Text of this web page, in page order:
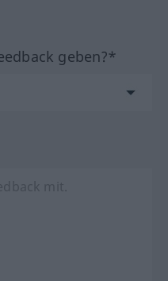
geben?*